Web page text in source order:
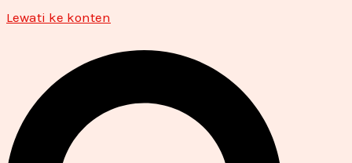
Lewati ke konten